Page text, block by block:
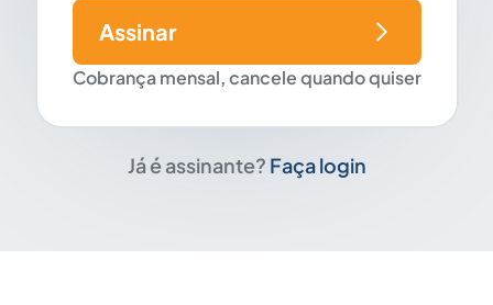
Cobrança mensal, cancele quando quiser
Assinar
Já é assinante? Faça login